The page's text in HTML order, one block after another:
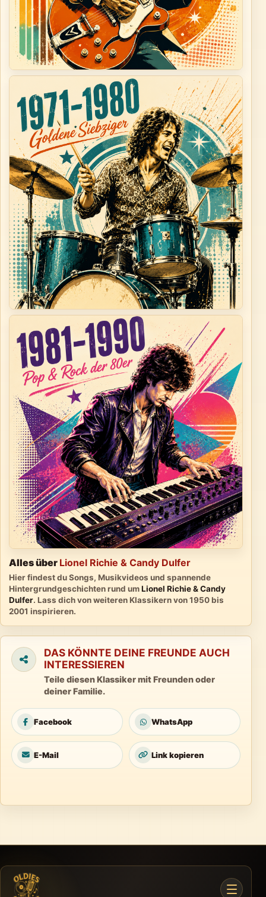
Alles über Lionel Richie & Candy Dulfer
Hier findest du Songs, Musikvideos und spannende
Hintergrundgeschichten rund umLionel Richie & Candy
Dulfer. Lass dich von weiteren Klassikern von 1950 bis
2001 inspirieren.
DAS KÖNNTE DEINE FREUNDE AUCH
INTERESSIEREN
Teile diesen Klassiker mit Freunden oder
deiner Familie.
Facebook WhatsApp
E-Mail Link kopieren